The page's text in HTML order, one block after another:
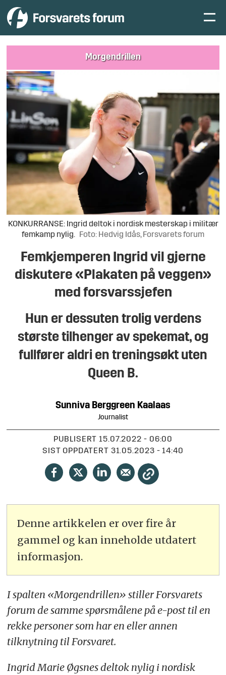
Morgendrillen
KONKURRANSE: Ingrid deltok i nordisk mesterskap i militær
femkamp nylig. Foto: Hedvig Idås, Forsvarets forum
Femkjemperen Ingrid vil gjerne
diskutere «Plakaten på veggen»
med forsvarssjefen
Hun er dessuten trolig verdens
største tilhenger av spekemat, og
fullfører aldri en treningsøkt uten
Queen B.
Sunniva Berggreen Kaalaas
Journalist
PUBLISERT
15.07.2022 - 06:00
SIST OPPDATERT
31.05.2023 - 14:40
Denne artikkelen er over fire år
gammel og kan inneholde utdatert
informasjon.
I spalten «Morgendrillen» stiller Forsvarets
forum de samme spørsmålene på e-post til en
rekke personer som har en eller annen
tilknytning til Forsvaret.
Ingrid Marie Øgsnes deltok nylig i nordisk